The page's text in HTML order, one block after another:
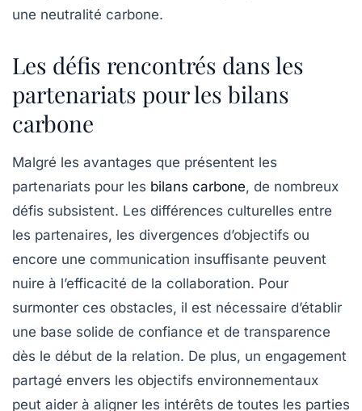
une neutralité carbone.
Les défis rencontrés dans les
partenariats pour les bilans
carbone
Malgré les avantages que présentent les
partenariats pour les bilans carbone, de nombreux
défis subsistent. Les différences culturelles entre
les partenaires, les divergences d’objectifs ou
encore une communication insuffisante peuvent
nuire à l’efficacité de la collaboration. Pour
surmonter ces obstacles, il est nécessaire d’établir
une base solide de confiance et de transparence
dès le début de la relation. De plus, un engagement
partagé envers les objectifs environnementaux
peut aider à aligner les intérêts de toutes les parties